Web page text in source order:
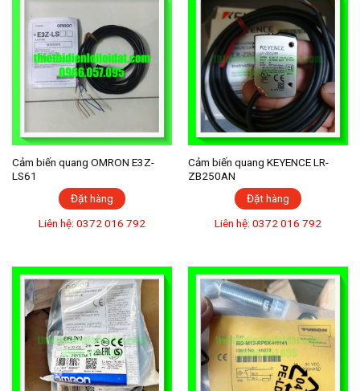
Cảm biến quang OMRON E3Z-
LS61
Đặt hàng
Liên hệ: 0372 016 792
Cảm biến quang KEYENCE LR-
ZB250AN
Đặt hàng
Liên hệ: 0372 016 792